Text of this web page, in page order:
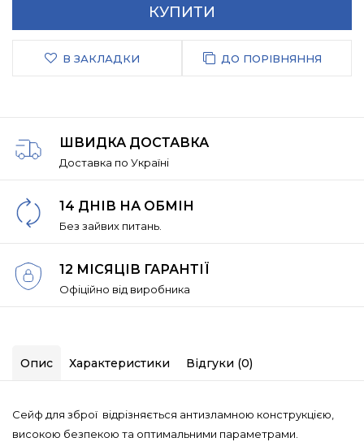
КУПИТИ
В ЗАКЛАДКИ ДО ПОРІВНЯННЯ
ШВИДКА ДОСТАВКА
Доставка по Україні
14 ДНІВ НА ОБМІН
Без зайвих питань.
12 МІСЯЦІВ ГАРАНТІЇ
Офіційно від виробника
Опис Характеристики Відгуки (0)
Сейф для зброї відрізняється антизламною конструкцією,
високою безпекою та оптимальними параметрами.